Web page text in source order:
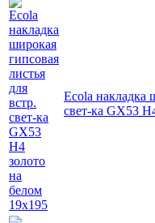
Ecola накладка
свет-ка GX53